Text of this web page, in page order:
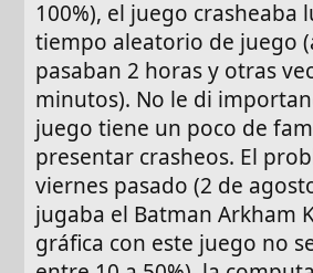
100%), el juego crasheaba
tiempo aleatorio de juego
pasaban 2 horas y otras
minutos). No le di
juego tiene un poco de
presentar crasheos. El
viernes pasado (2 de
jugaba el Batman Arkham
gráfica con este juego no